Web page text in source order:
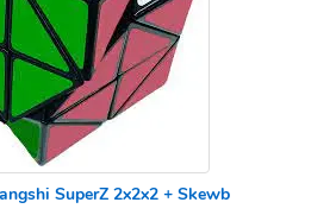
SuperZ 2x2x2 + Skewb